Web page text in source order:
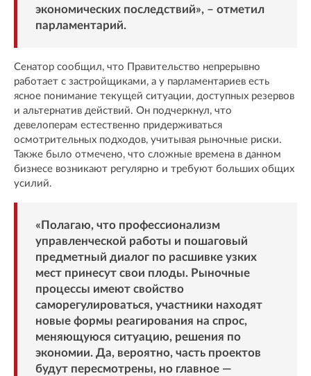
экономических последствий», – отметил
парламентарий.
Сенатор сообщил, что Правительство непрерывно
работает с застройщиками, а у парламентариев есть
ясное понимание текущей ситуации, доступных резервов
и альтернатив действий. Он подчеркнул, что
девелоперам естественно придерживаться
осмотрительных подходов, учитывая рыночные риски.
Также было отмечено, что сложные времена в данном
бизнесе возникают регулярно и требуют больших общих
усилий.
«Полагаю, что профессионализм
управленческой работы и пошаговый
предметный диалог по расшивке узких
мест принесут свои плоды. Рыночные
процессы имеют свойство
саморегулироваться, участники находят
новые формы реагирования на спрос,
меняющуюся ситуацию, решения по
экономии. Да, вероятно, часть проектов
будут пересмотрены, но главное —